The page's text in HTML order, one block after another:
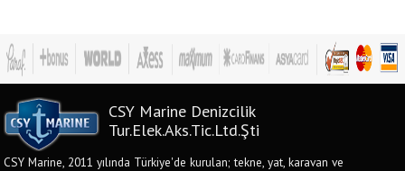
CSY Marine Denizcilik
Tur.Elek.Aks.Tic.Ltd.Şti
CSY Marine, 2011 yılında Türkiye'de kurulan; tekne, yat, karavan ve